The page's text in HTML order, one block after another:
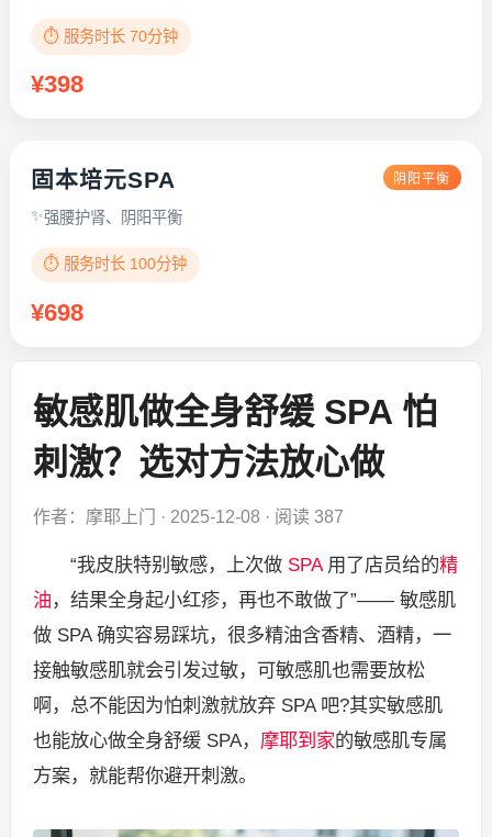
⏱️ 服务时长 70分钟
¥398
固本培元SPA 阴阳平衡
强腰护肾、阴阳平衡
⏱️ 服务时长 100分钟
¥698
敏感肌做全身舒缓 SPA 怕
刺激？选对方法放心做
作者：摩耶上门 · 2025-12-08 · 阅读 387
“我皮肤特别敏感，上次做 SPA用了店员给的精
油 ，结果全身起小红疹，再也不敢做了”—— 敏感肌
做 SPA 确实容易踩坑，很多精油含香精、酒精，一
接触敏感肌就会引发过敏，可敏感肌也需要放松
啊，总不能因为怕刺激就放弃 SPA 吧?其实敏感肌
也能放心做全身舒缓 SPA， 摩耶到家的敏感肌专属
方案，就能帮你避开刺激。